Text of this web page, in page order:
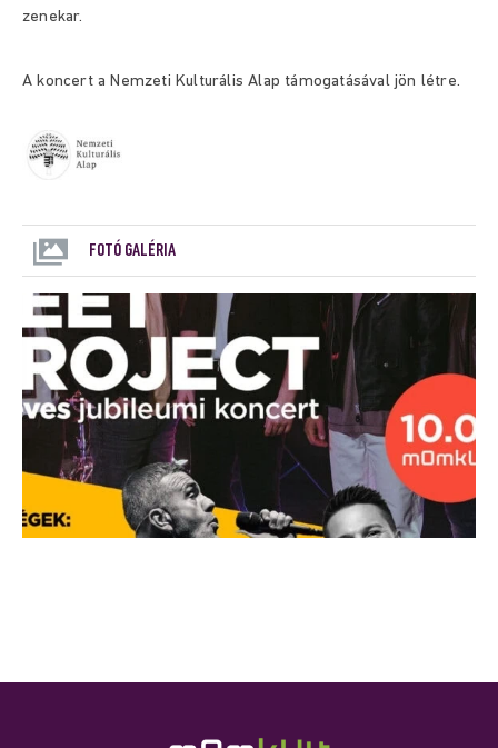
zenekar.
A koncert a Nemzeti Kulturális Alap támogatásával jön létre.
FOTÓ GALÉRIA